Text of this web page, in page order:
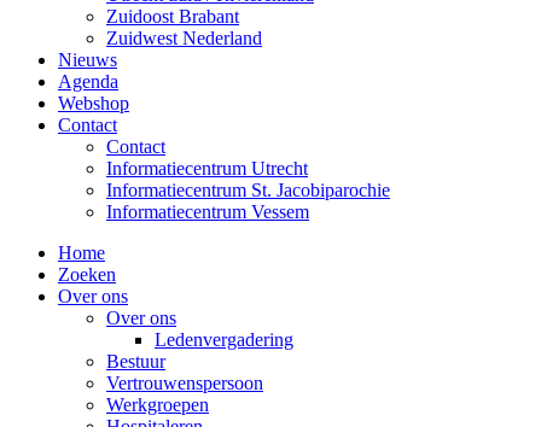
Zuidoost Brabant
Zuidwest Nederland
Nieuws
Agenda
Webshop
Contact
Contact
Informatiecentrum Utrecht
Informatiecentrum St. Jacobiparochie
Informatiecentrum Vessem
Home
Zoeken
Over ons
Over ons
Ledenvergadering
Bestuur
Vertrouwenspersoon
Werkgroepen